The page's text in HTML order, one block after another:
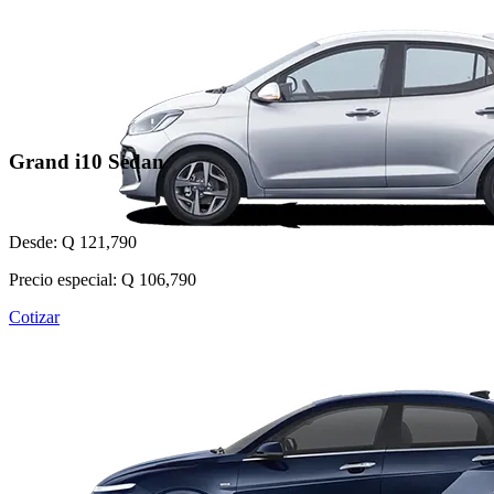
Grand i10 Sedan
Desde: Q 121,790
Precio especial: Q 106,790
Cotizar